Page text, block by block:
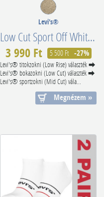
Levi's®
Low Cut Sport Off White x2 Superior Cotton 701203953027
3 990 Ft 5 500 Ft -27%
Levi's® titokzokni (Low Rise) választék ⮕
Levi's® bokazokni (Low Cut) választék ⮕
Levi's® sportzokni (Mid Cut) vála...
Megnézem »